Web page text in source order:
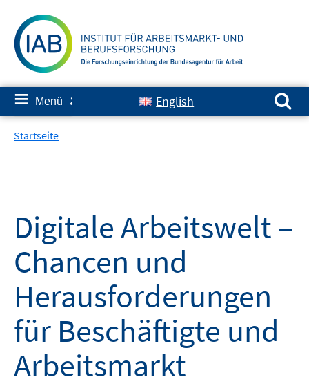
zum
Inhalt
≡ Menü ✘ English
Suchen nach:
Startseite
Digitale Arbeitswelt –
Chancen und
Herausforderungen
für Beschäftigte und
Arbeitsmarkt